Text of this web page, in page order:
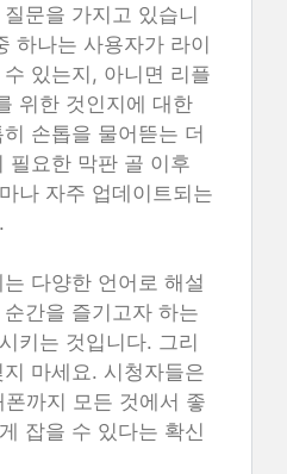
문을 가지고 있습니
하나는 사용자가 라이
있는지, 아니면 리플
위한 것인지에 대한
손톱을 물어뜯는 더
필요한 막판 골 이후
나 자주 업데이트되는
다양한 언어로 해설
간을 즐기고자 하는
키는 것입니다. 그리
마세요. 시청자들은
까지 모든 것에서 좋
잡을 수 있다는 확신